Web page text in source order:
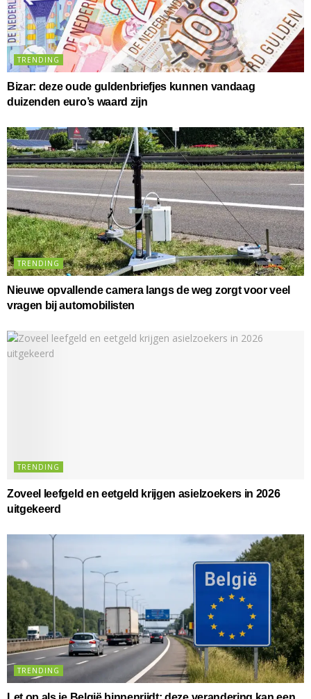
TRENDING
Bizar: deze oude guldenbriefjes kunnen vandaag
duizenden euro’s waard zijn
TRENDING
Nieuwe opvallende camera langs de weg zorgt voor veel
vragen bij automobilisten
TRENDING
Zoveel leefgeld en eetgeld krijgen asielzoekers in 2026
uitgekeerd
TRENDING